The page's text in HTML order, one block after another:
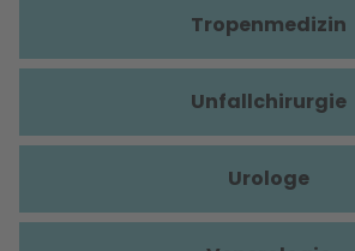
Tropenmedizin
Unfallchirurgie
Urologe